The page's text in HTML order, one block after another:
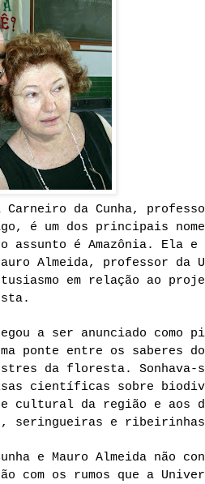
Carneiro da Cunha,
é um dos principais
assunto é Amazônia. Ela
Almeida, professor da
em relação ao
a ser anunciado como
ponte entre os saberes
da floresta. Sonhava-
científicas sobre
cultural da região e aos
seringueiras e
e Mauro Almeida não
com os rumos que a